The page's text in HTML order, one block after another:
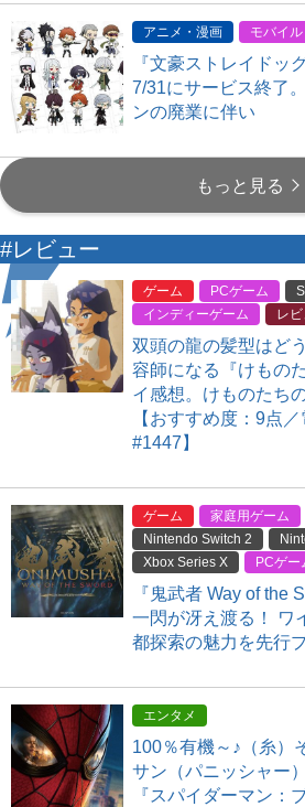
アニメ・漫画 モバイル
『文豪ストレイドッ
7/31にサービス終了
ンの廃業に伴い
もっと見る
#レビュー
ゲーム PCゲーム
インディーゲーム
レ
双頭の龍の髪型はど
容師になる『けもの
イ感想。けものたち
【おすすめ度：9点
#1447】
ゲーム 家庭用ゲーム
Nintendo Switch 2
Xbox Series X
PCゲー
『鬼武者 Way of the
一閃が冴え渡る！ ワ
都探索の魅力を先行
エンタメ
100％有機～♪（糸）
サン（パニッシャー
『スパイダーマン：